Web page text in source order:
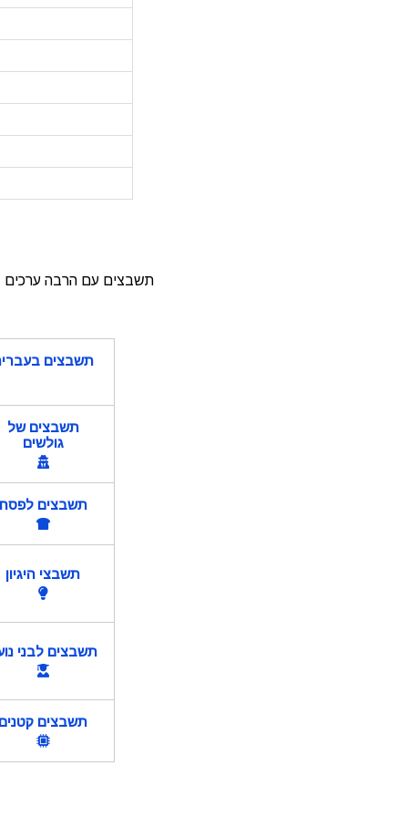
תשבצים עם הרבה ערכים
תשבצים
תשבצים של
גולשים
תשבצים לפסח
תשבצי היגיון
תשבצים לבני
תשבצים קטנים